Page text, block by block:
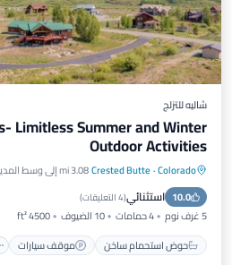
شاليه للتزلج
Limitless Summer and Winter
Outdoor Activities
Colorado
·
Crested Butte3.08 mi إلى وسط المدينة
10.0 استثنائي(4 التعليقات )
5 غرف نوم 4 حمامات 10 الضيوف
4500 ft²
حوض استحمام ساخن
موقف سيارات
حوض استحمام ساخن
موقف
شرفة / تراس